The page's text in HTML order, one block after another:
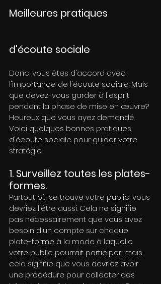
Meilleures pratiques
d'écoute sociale
Donc, vous êtes d'accord avec
l'importance de l'écoute sociale. Mais
que devez-vous garder à l'esprit
pendant la phase de mise en œuvre?
Heureux que vous ayez demandé.
Voici quelques bonnes pratiques
d'écoute sociale pour guider votre
stratégie.
1. Surveillez toutes les plates-
formes.
Partout où se trouve votre public, vous
devriez l'être aussi. Cela ne signifie
pas nécessairement que vous avez
besoin d'un compte sur chaque
plate-forme à la mode à laquelle
votre public pourrait participer, mais
cela signifie que vous devriez avoir
une procédure pour collecter des